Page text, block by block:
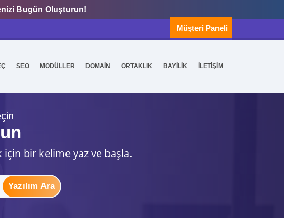
Bugün Oluşturun!
Müşteri Paneli
SEO MODÜLLER DOMAİN ORTAKLIK BAYİLİK İLETİŞİM
için bir kelime yaz ve başla.
Yazılım Ara